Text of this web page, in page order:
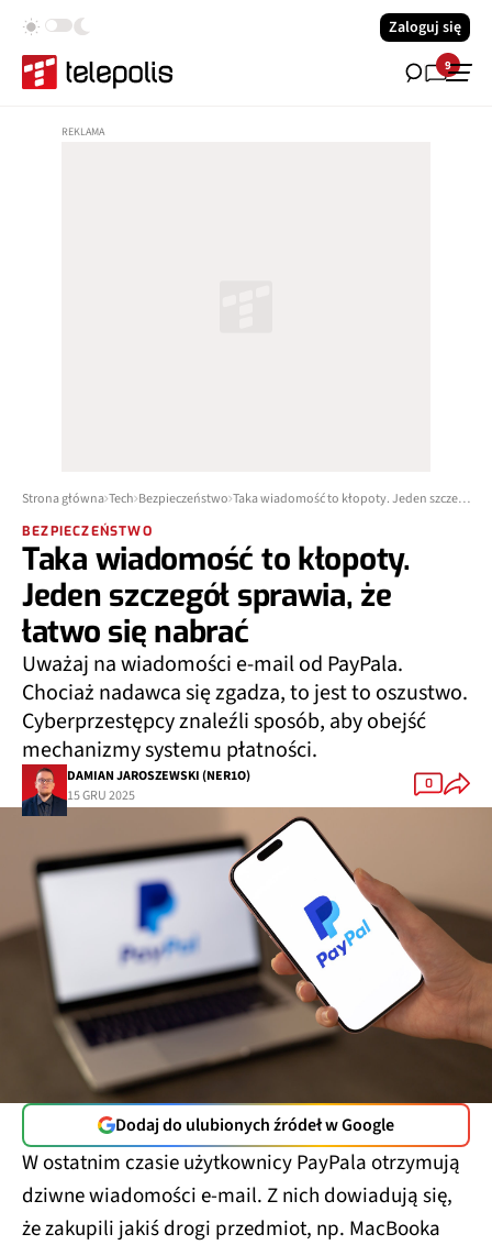
Zaloguj się
9
Strona główna Tech Bezpieczeństwo Taka wiadomość to kłopoty. Jeden szczegół sprawia, że łatwo się nabrać
BEZPIECZEŃSTWO
Taka wiadomość to kłopoty.
Jeden szczegół sprawia, że
łatwo się nabrać
Uważaj na wiadomości e-mail od PayPala.
Chociaż nadawca się zgadza, to jest to oszustwo.
Cyberprzestępcy znaleźli sposób, aby obejść
mechanizmy systemu płatności.
DAMIAN JAROSZEWSKI (NER1O)
15 GRU 2025
0
Dodaj do ulubionych źródeł w Google
W ostatnim czasie użytkownicy PayPala otrzymują
dziwne wiadomości e-mail. Z nich dowiadują się,
że zakupili jakiś drogi przedmiot, np. MacBooka